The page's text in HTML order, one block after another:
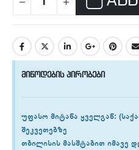
მიწოდების პირობები
უფასო მიტანა ყველგან:
შეკვეთებზე
თბილისის მასშტაბით იმავე